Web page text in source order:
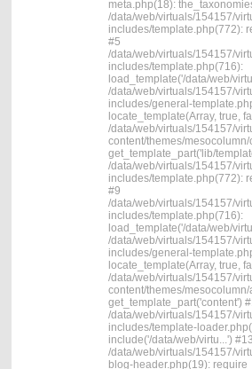
meta.php(18):
/data/web/virtuals/154157/
includes/template.php(772):
#5
/data/web/virtuals/154157/
includes/template.php(716):
load_template('/data/web/
/data/web/virtuals/154157/
includes/general-
locate_template(Array, true,
/data/web/virtuals/154157/
content/themes/
get_template_part('lib/
/data/web/virtuals/154157/
includes/template.php(772):
#9
/data/web/virtuals/154157/
includes/template.php(716):
load_template('/data/web/
/data/web/virtuals/154157/
includes/general-
locate_template(Array, true,
/data/web/virtuals/154157/
content/themes/
get_template_part('content')
/data/web/virtuals/154157/
includes/template-
include('/data/web/virtu...') #13
/data/web/virtuals/154157/
blog-header.php(19):